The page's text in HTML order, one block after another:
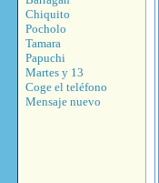
Chiquito
Pocholo
Tamara
Papuchi
Martes y 13
Coge el teléfono
Mensaje nuevo